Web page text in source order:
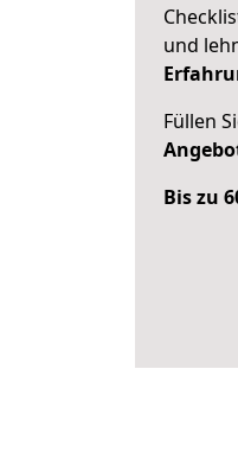
und
Füllen
Bis zu